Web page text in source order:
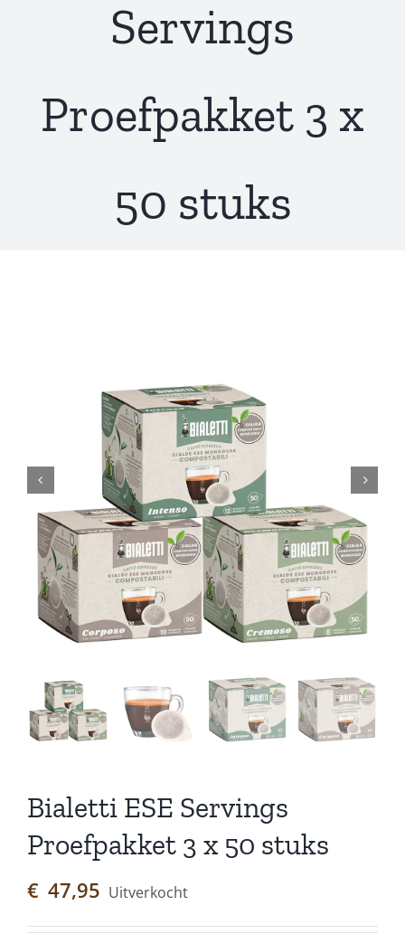
Servings
Proefpakket 3 x
50 stuks
Bialetti ESE Servings
Proefpakket 3 x 50 stuks
€ 47,95 Uitverkocht